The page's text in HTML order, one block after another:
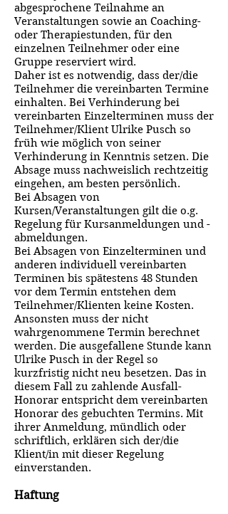
abgesprochene Teilnahme an
Veranstaltungen sowie an Coaching-
oder Therapiestunden, für den
einzelnen Teilnehmer oder eine
Gruppe reserviert wird.
Daher ist es notwendig, dass der/die
Teilnehmer die vereinbarten Termine
einhalten. Bei Verhinderung bei
vereinbarten Einzelterminen muss der
Teilnehmer/Klient Ulrike Pusch so
früh wie möglich von seiner
Verhinderung in Kenntnis setzen. Die
Absage muss nachweislich rechtzeitig
eingehen, am besten persönlich.
Bei Absagen von
Kursen/Veranstaltungen gilt die o.g.
Regelung für Kursanmeldungen und -
abmeldungen.
Bei Absagen von Einzelterminen und
anderen individuell vereinbarten
Terminen bis spätestens 48 Stunden
vor dem Termin entstehen dem
Teilnehmer/Klienten keine Kosten.
Ansonsten muss der nicht
wahrgenommene Termin berechnet
werden. Die ausgefallene Stunde kann
Ulrike Pusch in der Regel so
kurzfristig nicht neu besetzen. Das in
diesem Fall zu zahlende Ausfall-
Honorar entspricht dem vereinbarten
Honorar des gebuchten Termins. Mit
ihrer Anmeldung, mündlich oder
schriftlich, erklären sich der/die
Klient/in mit dieser Regelung
einverstanden.
Haftung